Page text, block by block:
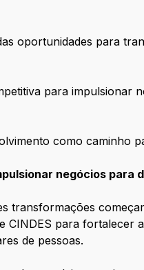
oportunidades para
para impulsionar
como caminho
negócios para
transformações
CINDES para fortalecer
de pessoas.